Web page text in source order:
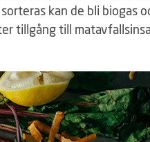
kan de bli biogas
tillgång till